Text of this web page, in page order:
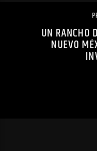
UN RANCHO
NUEVO